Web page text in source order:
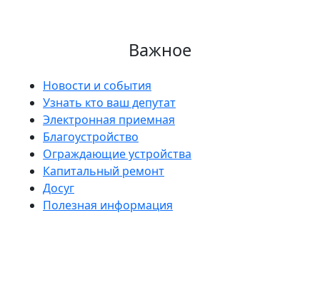
Важное
Новости и события
Узнать кто ваш депутат
Электронная приемная
Благоустройство
Ограждающие устройства
Капитальный ремонт
Досуг
Полезная информация